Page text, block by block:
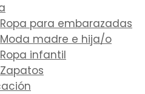
Ropa para embarazadas
Moda madre e hija/o
Ropa infantil
Zapatos